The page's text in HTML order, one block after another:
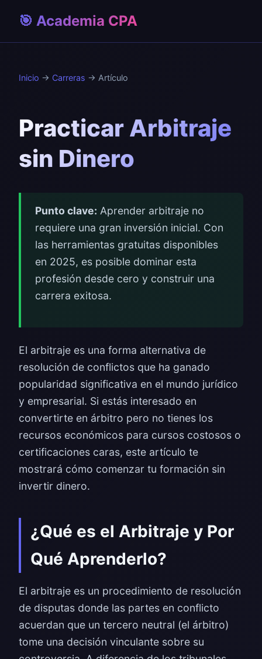
🎯 Academia CPA
Inicio → Carreras → Artículo
Practicar Arbitraje
sin Dinero
Punto clave: Aprender arbitraje no
requiere una gran inversión inicial. Con
las herramientas gratuitas disponibles
en 2025, es posible dominar esta
profesión desde cero y construir una
carrera exitosa.
El arbitraje es una forma alternativa de
resolución de conflictos que ha ganado
popularidad significativa en el mundo jurídico
y empresarial. Si estás interesado en
convertirte en árbitro pero no tienes los
recursos económicos para cursos costosos o
certificaciones caras, este artículo te
mostrará cómo comenzar tu formación sin
invertir dinero.
¿Qué es el Arbitraje y Por
Qué Aprenderlo?
El arbitraje es un procedimiento de resolución
de disputas donde las partes en conflicto
acuerdan que un tercero neutral (el árbitro)
tome una decisión vinculante sobre su